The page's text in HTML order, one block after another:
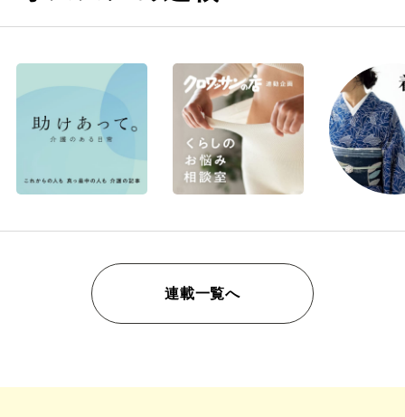
連載一覧へ